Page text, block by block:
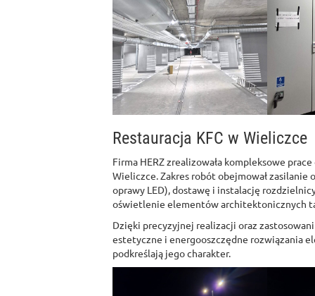
Restauracja KFC w Wieliczce
Firma HERZ zrealizowała kompleksowe
Wieliczce. Zakres robót obejmował
oprawy LED), dostawę i instalację
oświetlenie elementów architektonicznych
Dzięki precyzyjnej realizacji oraz
estetyczne i energooszczędne rozwiązania
podkreślają jego charakter.